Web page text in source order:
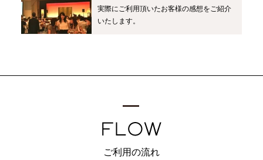
実際にご利用頂いたお客様の感想をご紹介
いたします。
ご利用の流れ